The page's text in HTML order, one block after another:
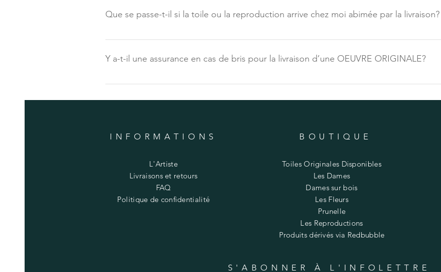
Que se passe-t-il si la toile ou la reproduction arrive chez moi abimée par la livraison?
En cas de bris lors de la livraison, s'il vous plait me contacter par courriel à l'adresse suivante :
couches de papier bulles et de cartons, ce qui rend l'emballage extrêmement sécuraire. Pour
Y a-t-il une assurance en cas de bris pour la livraison d’une OEUVRE ORIGINALE?
Les frais de livraison comprennent une assurance en cas de perte ou de bris lors du transport
INFORMATIONS
L'Artiste
Livraisons et retours
FAQ
Politique de confidentialité
BOUTIQUE
Toiles Originales Disponibles
Les Dames
Dames sur bois
Les Fleurs
Prunelle
Les Reproductions
Produits dérivés via Redbubble
S'ABONNER À L'INFOLETTRE